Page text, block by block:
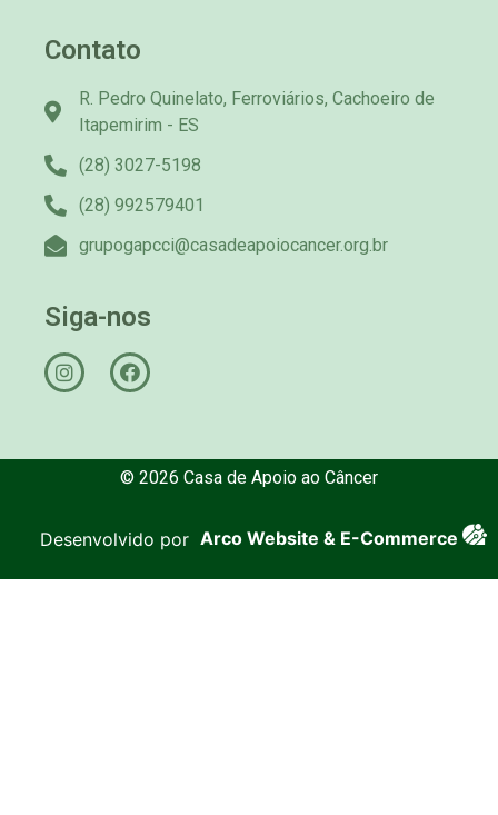
Contato
R. Pedro Quinelato, Ferroviários, Cachoeiro de
Itapemirim - ES
(28) 3027-5198
(28) 992579401
grupogapcci@casadeapoiocancer.org.br
Siga-nos
© 2026 Casa de Apoio ao Câncer
Desenvolvido por Arco Website & E-Commerce